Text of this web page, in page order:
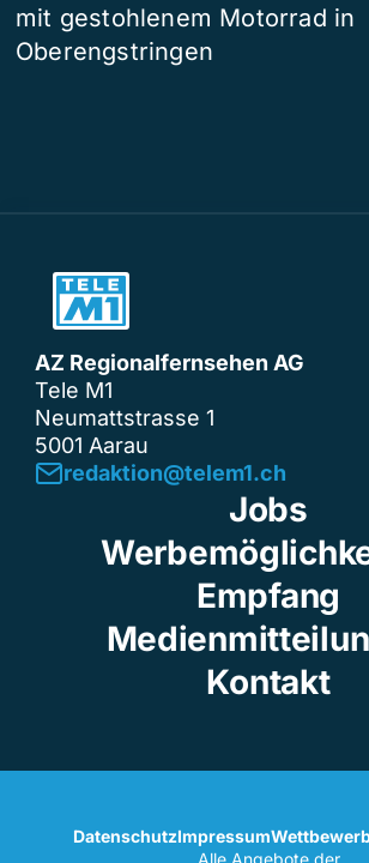
mit gestohlenem Motorrad in
Oberengstringen
AZ Regionalfernsehen AG
Tele M1
Neumattstrasse 1
5001 Aarau
redaktion@telem1.ch
Jobs
Empfang
Kontakt
DatenschutzImpressum
Alle Angebote der